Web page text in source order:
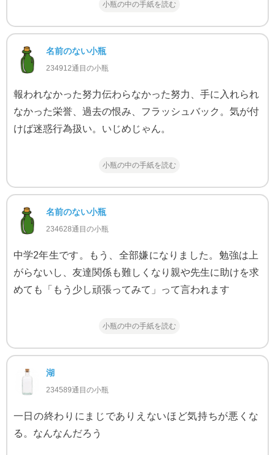
小瓶の中の手紙を読む
名前のない小瓶
234912通目の小瓶
報われなかった努力伝わらなかった努力、手に入れられ
なかった栄誉、過去の恨み、フラッシュバック。気が付
けば迷惑行為扱い。いじめじゃん。
小瓶の中の手紙を読む
名前のない小瓶
234628通目の小瓶
中学2年生です。もう、全部嫌になりました。勉強は上
がらないし、友達関係も難しくなり親や先生に助けを求
めても「もう少し頑張ってみて」って言われます
小瓶の中の手紙を読む
湖
234589通目の小瓶
一日の終わりにまじでありえないほど気持ちが悪くな
る。なんなんだろう